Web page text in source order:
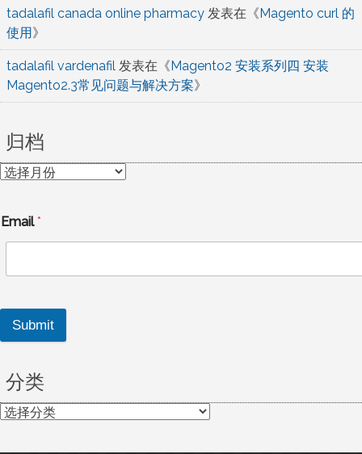
tadalafil canada online pharmacy 发表在《Magento curl 的
使用》
tadalafil vardenafil 发表在《Magento2 安装系列四 安装
Magento2.3常见问题与解决方案》
归档
归
Email*
Submit
分类
分